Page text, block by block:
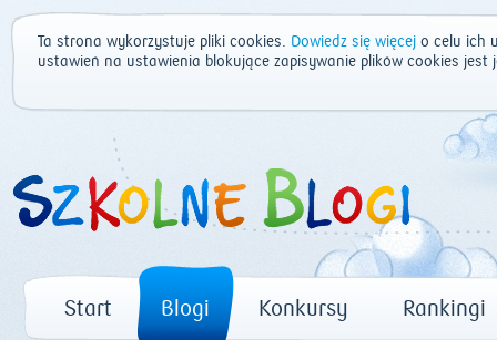
Ta strona wykorzystuje pliki cookies. Dowiedz się więcej o celu ich
ustawień na ustawienia blokujące zapisywanie plików cookies
Start Blogi Konkursy Rankingi